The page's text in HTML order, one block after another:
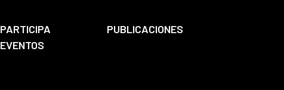
PARTICIPA
PUBLICACIONES
EVENTOS